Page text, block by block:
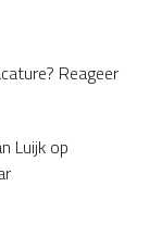
Reageer
Luijk op